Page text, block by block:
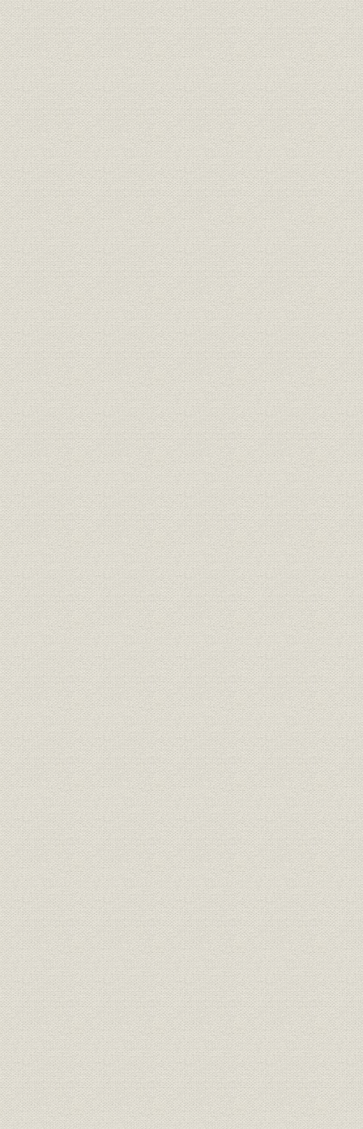
沿革;設備 麻里布製油所の近代化・高度化
昭和26年
(1993年)9
沿革;設備 大阪製油所の建設から操業へ
昭和41年
(1991年)6
沿革;物流 石油輸送機能の充実
昭和29年
(1991年